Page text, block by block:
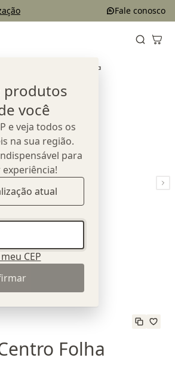
Fale conosco
produtos
você
e veja todos os
na sua região.
para
atual
CEP
Mesa de Centro Folha
Folha